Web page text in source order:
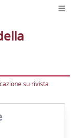
su rivista